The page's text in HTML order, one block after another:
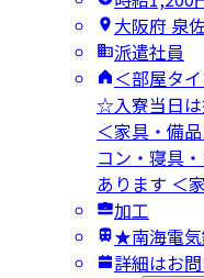
大阪府 泉
派遣社員
＜部屋タ
☆入寮当日は
＜家具・備
コン・寝具
あります ＜
加工
★南海電気
詳細はお